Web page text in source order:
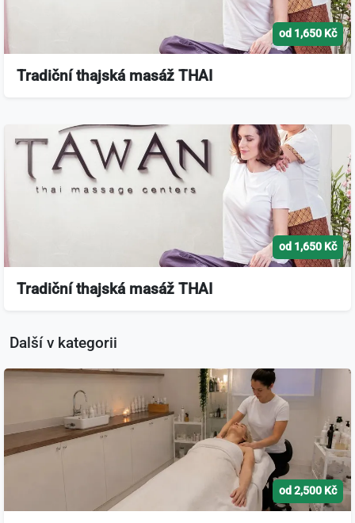
od 1,650 Kč
Tradiční thajská masáž THAI
od 1,650 Kč
Tradiční thajská masáž THAI
Další v kategorii
od 2,500 Kč